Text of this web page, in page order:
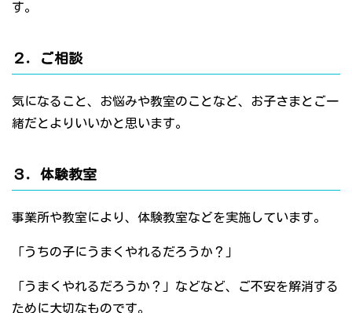
す。
２．ご相談
気になること、お悩みや教室のことなど、お子さまとご一
緒だとよりいいかと思います。
３．体験教室
事業所や教室により、体験教室などを実施しています。
「うちの子にうまくやれるだろうか？」
「うまくやれるだろうか？」などなど、ご不安を解消する
ために大切なものです。